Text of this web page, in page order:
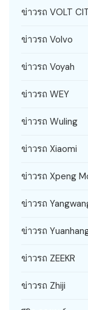
ข่าวรถ VOLT
ข่าวรถ Volvo
ข่าวรถ Voyah
ข่าวรถ WEY
ข่าวรถ Wuling
ข่าวรถ Xiaomi
ข่าวรถ Xpeng
ข่าวรถ
ข่าวรถ
ข่าวรถ ZEEKR
ข่าวรถ Zhiji